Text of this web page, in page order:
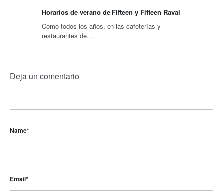
Horarios de verano de Fifteen y Fifteen Raval
Como todos los años, en las cafeterías y
restaurantes de…
Deja un comentario
Name*
Email*